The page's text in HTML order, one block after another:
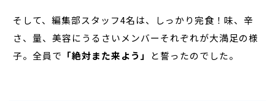
そして、編集部スタッフ4名は、しっかり完食！味、辛
さ、量、美容にうるさいメンバーそれぞれが大満足の様
子。全員で 「絶対また来よう」 と誓ったのでした。